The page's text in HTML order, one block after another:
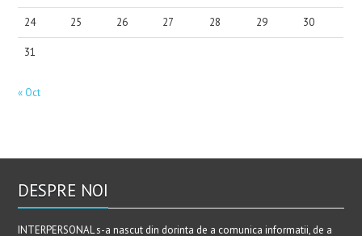
24 25 26 27 28 29 30
31
« Oct
DESPRE NOI
INTERPERSONAL s-a nascut din dorinta de a comunica informatii, de a